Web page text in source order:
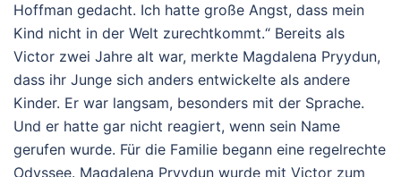
Hoffman gedacht. Ich hatte große Angst, dass mein
Kind nicht in der Welt zurechtkommt.“ Bereits als
Victor zwei Jahre alt war, merkte Magdalena Pryydun,
dass ihr Junge sich anders entwickelte als andere
Kinder. Er war langsam, besonders mit der Sprache.
Und er hatte gar nicht reagiert, wenn sein Name
gerufen wurde. Für die Familie begann eine regelrechte
Odyssee. Magdalena Pryydun wurde mit Victor zum